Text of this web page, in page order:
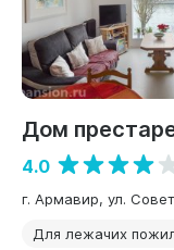
Дом
4.0
г. Армавир, ул.
Для лежачих